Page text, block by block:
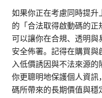
如果你正在考慮同時提
的「合法取得啟動碼的正
可以讓你在合規、透明與
安全佈署。記得在購買
入低價誘因與不法來源
你更聰明地保護個人資訊
碼所帶來的長期價值與穩